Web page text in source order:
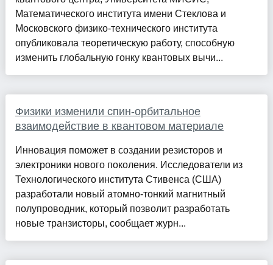
Математического института имени Стеклова и
Московского физико-технического института
опубликовала теоретическую работу, способную
изменить глобальную гонку квантовых вычи...
Физики изменили спин-орбитальное
взаимодействие в квантовом материале
Инновация поможет в создании резисторов и
электроники нового поколения. Исследователи из
Технологического института Стивенса (США)
разработали новый атомно-тонкий магнитный
полупроводник, который позволит разработать
новые транзисторы, сообщает журн...